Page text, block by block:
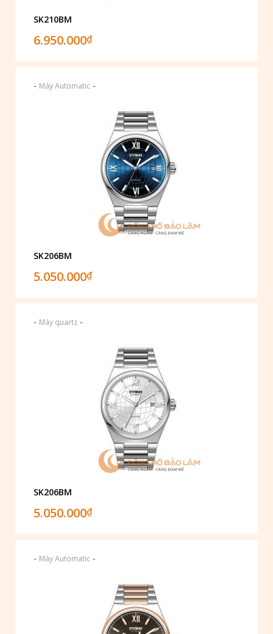
SK210BM
6.950.000₫
- Máy Automatic -
SK206BM
5.050.000₫
- Máy quartz -
SK206BM
5.050.000₫
- Máy Automatic -